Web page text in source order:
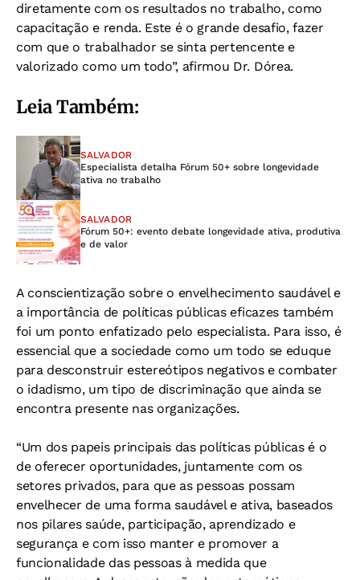
diretamente com os resultados no trabalho, como
capacitação e renda. Este é o grande desafio, fazer
com que o trabalhador se sinta pertencente e
valorizado como um todo”, afirmou Dr. Dórea.
Leia Também:
SALVADOR
Especialista detalha Fórum 50+ sobre longevidade
ativa no trabalho
SALVADOR
Fórum 50+: evento debate longevidade ativa, produtiva
e de valor
A conscientização sobre o envelhecimento saudável e
a importância de políticas públicas eficazes também
foi um ponto enfatizado pelo especialista. Para isso, é
essencial que a sociedade como um todo se eduque
para desconstruir estereótipos negativos e combater
o idadismo, um tipo de discriminação que ainda se
encontra presente nas organizações.
“Um dos papeis principais das políticas públicas é o
de oferecer oportunidades, juntamente com os
setores privados, para que as pessoas possam
envelhecer de uma forma saudável e ativa, baseados
nos pilares saúde, participação, aprendizado e
segurança e com isso manter e promover a
funcionalidade das pessoas à medida que